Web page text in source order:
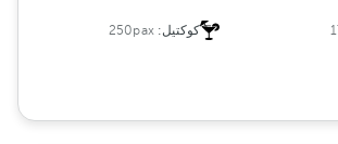
كوكتيل:250pax